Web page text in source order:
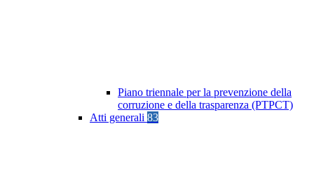
Piano triennale per la prevenzione della
corruzione e della trasparenza (PTPCT)
Atti generali 83